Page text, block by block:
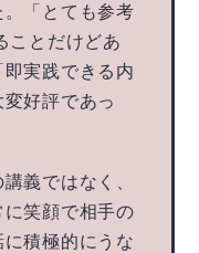
「とても参考
ことだけどあ
実践できる内
好評であっ
義ではなく、
笑顔で相手の
積極的にうな